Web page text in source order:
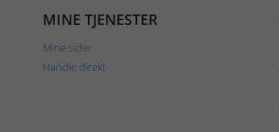
MINE TJENESTER
Mine sider
Handle direkt